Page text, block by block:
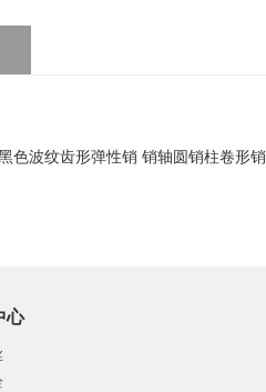
色波纹齿形弹性销 销轴圆销柱卷形销
心